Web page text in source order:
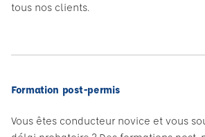
tous nos clients.
Formation post-permis
Vous êtes conducteur novice et vous